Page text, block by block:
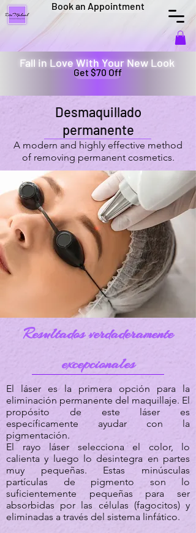
Book an Appointment
Fall in Love With Your New Look
Get $70 Off
Desmaquillado
permanente
A modern and highly effective method
of removing permanent cosmetics.
Resultados verdaderamente
excepcionales
El láser es la primera opción para la
eliminación permanente del maquillaje. El
propósito de este láser es
específicamente ayudar con la
pigmentación.
El rayo láser selecciona el color, lo
calienta y luego lo desintegra en partes
muy pequeñas. Estas minúsculas
partículas de pigmento son lo
suficientemente pequeñas para ser
absorbidas por las células (fagocitos) y
eliminadas a través del sistema linfático.